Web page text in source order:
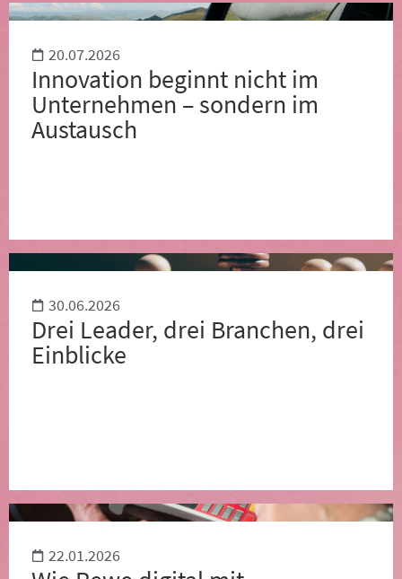
20.07.2026
Innovation beginnt nicht im
Unternehmen – sondern im
Austausch
30.06.2026
Drei Leader, drei Branchen, drei
Einblicke
22.01.2026